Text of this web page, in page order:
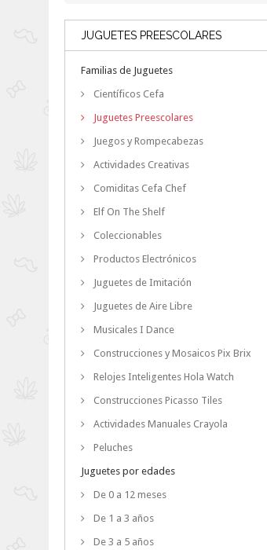
JUGUETES PREESCOLARES
Familias de Juguetes
Científicos Cefa
Juguetes Preescolares
Juegos y Rompecabezas
Actividades Creativas
Comiditas Cefa Chef
Elf On The Shelf
Coleccionables
Productos Electrónicos
Juguetes de Imitación
Juguetes de Aire Libre
Musicales I Dance
Construcciones y Mosaicos Pix Brix
Relojes Inteligentes Hola Watch
Construcciones Picasso Tiles
Actividades Manuales Crayola
Peluches
Juguetes por edades
De 0 a 12 meses
De 1 a 3 años
De 3 a 5 años